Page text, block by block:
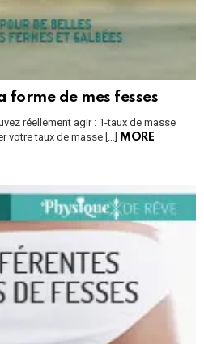
de mes fesses
réellement agir : 1-taux de masse
votre taux de masse […] MORE